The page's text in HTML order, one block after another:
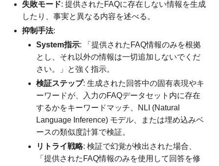
失敗モード: 提供されたFAQに存在しない情報を生成
したり、事実と異なる内容を述べる。
抑制手法:
System指示: 「提供されたFAQ情報のみを根拠
とし、それ以外の情報は一切追加しないでくだ
さい。」と強く指示。
検証ステップ: 生成された回答中の固有表現やキ
ーワードが、入力のFAQデータセット内に存在
するかをキーワードマッチ、NLI (Natural
Language Inference) モデル、または埋め込みベ
ースの類似度計算で検証。
リトライ戦略: 検証で幻覚が検出された場合、
「提供されたFAQ情報のみを使用して回答を修